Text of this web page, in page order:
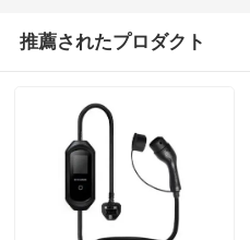
推薦されたプロダクト